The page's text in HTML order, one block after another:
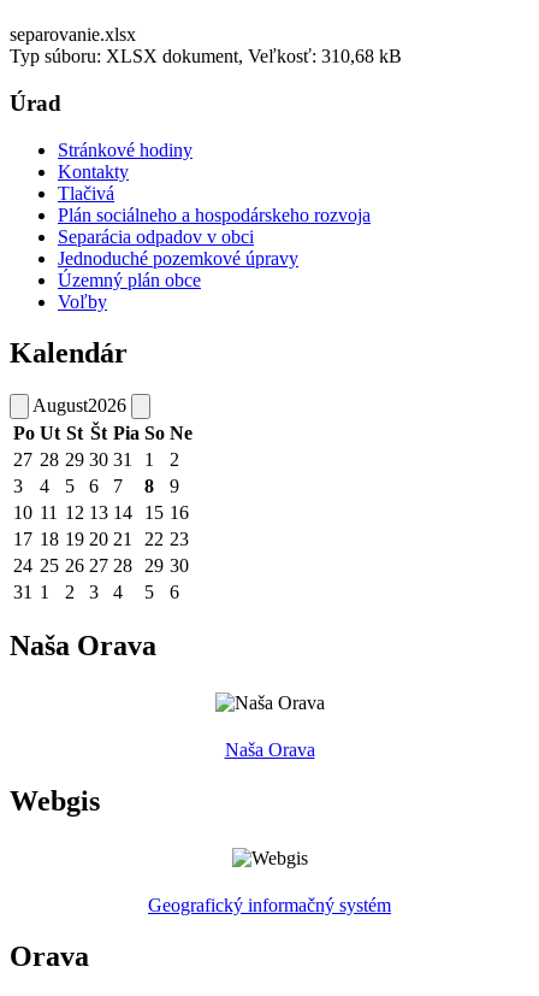
separovanie.xlsx
Typ súboru: XLSX dokument, Veľkosť: 310,68 kB
Úrad
Stránkové hodiny
Kontakty
Tlačivá
Plán sociálneho a hospodárskeho rozvoja
Separácia odpadov v obci
Jednoduché pozemkové úpravy
Územný plán obce
Voľby
Kalendár
August2026
Po Ut St Št Pia So Ne
27 28 29 30 31 1
2
3
4 5 6 7 8
9
10 11 12 13 14 15 16
17 18 19 20 21 22 23
24 25 26 27 28 29 30
31 1 2 3 4 5 6
Naša Orava
Naša Orava
Webgis
Geografický informačný systém
Orava